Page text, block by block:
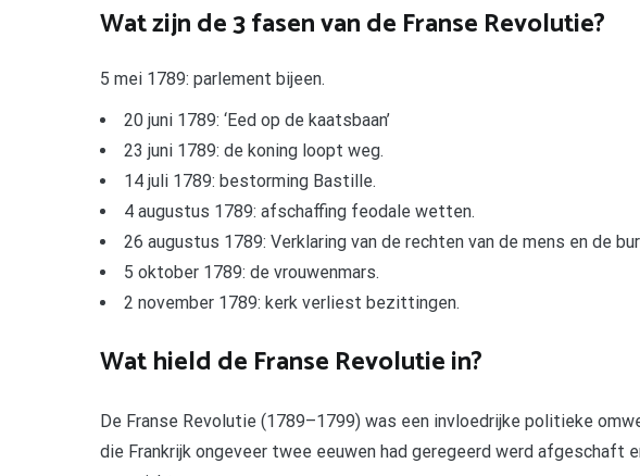
Wat zijn de 3 fasen van de Franse Revolutie?
5 mei 1789: parlement bijeen.
20 juni 1789: ‘Eed op de kaatsbaan’
23 juni 1789: de koning loopt weg.
14 juli 1789: bestorming Bastille.
4 augustus 1789: afschaffing feodale wetten.
26 augustus 1789: Verklaring van de rechten van de mens en de
5 oktober 1789: de vrouwenmars.
2 november 1789: kerk verliest bezittingen.
Wat hield de Franse Revolutie in?
De Franse Revolutie (1789–1799) was een invloedrijke politieke
die Frankrijk ongeveer twee eeuwen had geregeerd werd afgeschaft